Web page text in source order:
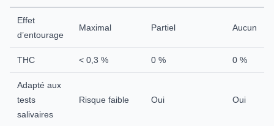
Effet
d’entourage
Maximal Partiel Aucun
THC < 0,3 % 0 % 0 %
Adapté aux
tests
salivaires
Risque faible Oui Oui